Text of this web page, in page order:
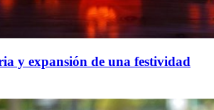
y expansión de una festividad